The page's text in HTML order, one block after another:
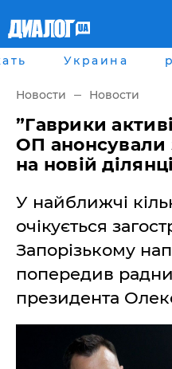
Главная
рассея
Мир
Беларусь
Военное обозрение
Наука и Техника
Мнение
Блоги
Пресса
Шоу-биз
Здоровье
Украина
Спорт
Война на Донбассе и в
Украина
Новости Новости
”Гаврики
ОП анонсували
на новій
У найближчі
очікується
Запорізькому
попередив
президента